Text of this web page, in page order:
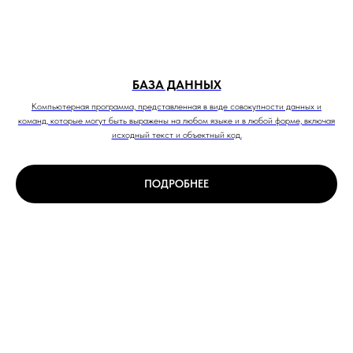
БАЗА ДАННЫХ
Компьютерная программа, представленная в виде совокупности данных и
команд, которые могут быть выражены на любом языке и в любой форме, включая
исходный текст и объектный код.
ПОДРОБНЕЕ